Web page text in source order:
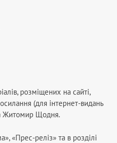
розміщених на сайті,
(для інтернет-видань
Житомир Щодня.
«Прес-реліз» та в розділі